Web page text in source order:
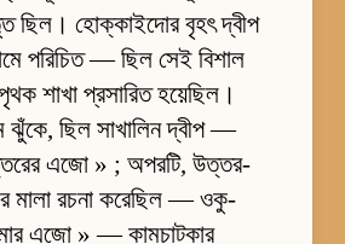
ছিল। হোক্কাইদোর বৃহৎ দ্বীপ
পরিচিত — ছিল সেই বিশাল
শাখা প্রসারিত হয়েছিল।
ঝুঁকে, ছিল সাখালিন দ্বীপ —
এজো » ; অপরটি, উত্তর-
মালা রচনা করেছিল — ওকু-
এজো » — কামচাটকার